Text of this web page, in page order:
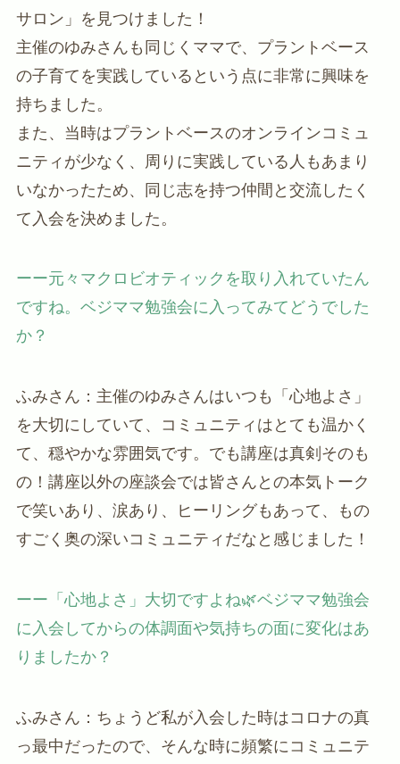
サロン」を見つけました！
主催のゆみさんも同じくママで、プラントベース
の子育てを実践しているという点に非常に興味を
持ちました。
また、当時はプラントベースのオンラインコミュ
ニティが少なく、周りに実践している人もあまり
いなかったため、同じ志を持つ仲間と交流したく
て入会を決めました。
ーー元々マクロビオティックを取り入れていたん
ですね。ベジママ勉強会に入ってみてどうでした
か？
ふみさん：主催のゆみさんはいつも「心地よさ」
を大切にしていて、コミュニティはとても温かく
て、穏やかな雰囲気です。でも講座は真剣そのも
の！講座以外の座談会では皆さんとの本気トーク
で笑いあり、涙あり、ヒーリングもあって、もの
すごく奥の深いコミュニティだなと感じました！
ーー「心地よさ」大切ですよね🌿ベジママ勉強会
に入会してからの体調面や気持ちの面に変化はあ
りましたか？
ふみさん：ちょうど私が入会した時はコロナの真
っ最中だったので、そんな時に頻繁にコミュニテ